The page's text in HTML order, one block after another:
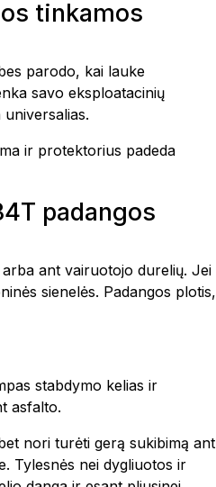
tinkamos
parodo, kai lauke
savo eksploatacinių
ir protektorius padeda
padangos
ant vairuotojo durelių. Jei
sienelės. Padangos plotis,
stabdymo kelias ir
asfalto.
nori turėti gerą sukibimą ant
Tylesnės nei dygliuotos ir